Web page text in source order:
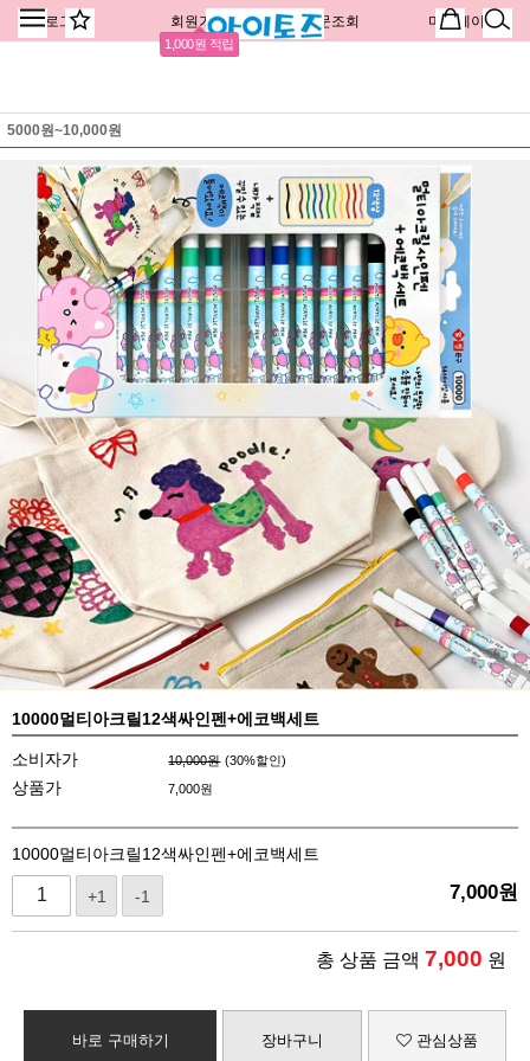
로그인 회원가입
1,000원 적립
주문조회 마이페이지
5000원~10,000원
10000멀티아크릴12색싸인펜+에코백세트
소비자가 10,000원 (30%할인)
상품가 7,000원
10000멀티아크릴12색싸인펜+에코백세트
+1 -1 7,000원
총 상품 금액 7,000 원
바로 구매하기 장바구니 관심상품